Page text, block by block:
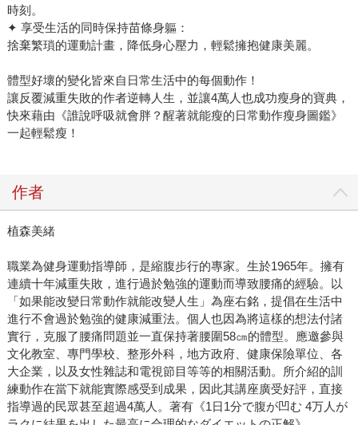
時刻。
✦ 享受生活的同時保持苗條身軀：
捨棄繁瑣的運動計畫，降低身心壓力，輕鬆擁抱健康美麗。
體型好壞的變化皆來自日常生活中的每個動作！
讓反覆減重失敗的作者逆轉人生，並讓4萬人也成功瘦身的寶典，
快來藉由《誰說呼吸就會胖？醒著就能瘦的日常動作瘦身圖鑑》
一起輕鬆瘦！
作者
植森美緒
職業為健身運動指導師，是縮腹步行的專家。生於1965年。擁有
連續十年減重失敗，進行過於勉強的運動而導致腰痛的經驗。以
「如果能改變日常動作就能改變人生」為座右銘，提倡在生活中
進行不會過於勉強的健康減重法。個人也因為將這樣的想法付諸
實行，克服了腰痛問題並一直保持著腰圍58㎝的體型。應邀參與
文化教室、專門學校、整形外科，地方政府、健康保險單位、各
大企業，以及女性雜誌和電視節目等等的相關活動。所介紹的訓
練動作在當下就能實際感受到成果，因此其講座廣受好評，直接
指導過的民眾甚至超過4萬人。著有《1日1分で腹が凹む 4万人が